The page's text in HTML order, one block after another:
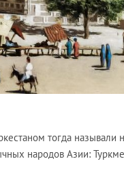
тогда называли
народов Азии: